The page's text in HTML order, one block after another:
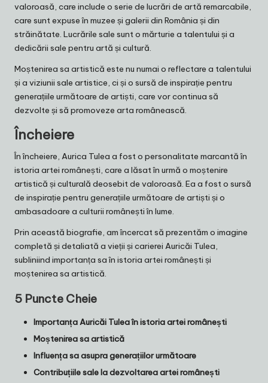
valoroasă, care include o serie de lucrări de artă remarcabile,
care sunt expuse în muzee și galerii din România și din
străinătate. Lucrările sale sunt o mărturie a talentului și a
dedicării sale pentru artă și cultură.
Moștenirea sa artistică este nu numai o reflectare a talentului
și a viziunii sale artistice, ci și o sursă de inspirație pentru
generațiile următoare de artiști, care vor continua să
dezvolte și să promoveze arta românească.
Încheiere
În încheiere, Aurica Tulea a fost o personalitate marcantă în
istoria artei românești, care a lăsat în urmă o moștenire
artistică și culturală deosebit de valoroasă. Ea a fost o sursă
de inspirație pentru generațiile următoare de artiști și o
ambasadoare a culturii românești în lume.
Prin această biografie, am încercat să prezentăm o imagine
completă și detaliată a vieții și carierei Auricăi Tulea,
subliniind importanța sa în istoria artei românești și
moștenirea sa artistică.
5 Puncte Cheie
Importanța Auricăi Tulea în istoria artei românești
Moștenirea sa artistică
Influența sa asupra generațiilor următoare
Contribuțiile sale la dezvoltarea artei românești